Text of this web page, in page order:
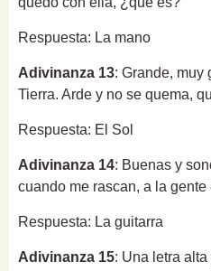
Respuesta: La mano
Adivinanza 13: Grande, muy
Tierra. Arde y no se quema,
Respuesta: El Sol
Adivinanza 14: Buenas y
cuando me rascan, a la gente
Respuesta: La guitarra
Adivinanza 15: Una letra